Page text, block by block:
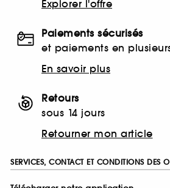
Explorer l'offre
Paiements sécurisés
et paiements en
En savoir plus
Retours
sous 14 jours
Retourner mon article
SERVICES, CONTACT ET CONDITIONS DES